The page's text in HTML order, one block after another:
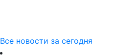
Все новости за сегодня